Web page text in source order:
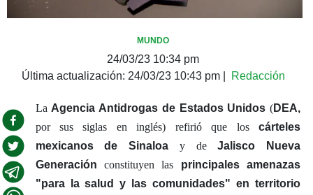
MUNDO
24/03/23 10:34 pm
Última actualización: 24/03/23 10:43 pm| Redacción
La Agencia Antidrogas de Estados Unidos (DEA,
por sus siglas en inglés) refirió que los cárteles
mexicanos de Sinaloa y deJalisco Nueva
Generación constituyen las principales amenazas
"para la salud y las comunidades" en territorio